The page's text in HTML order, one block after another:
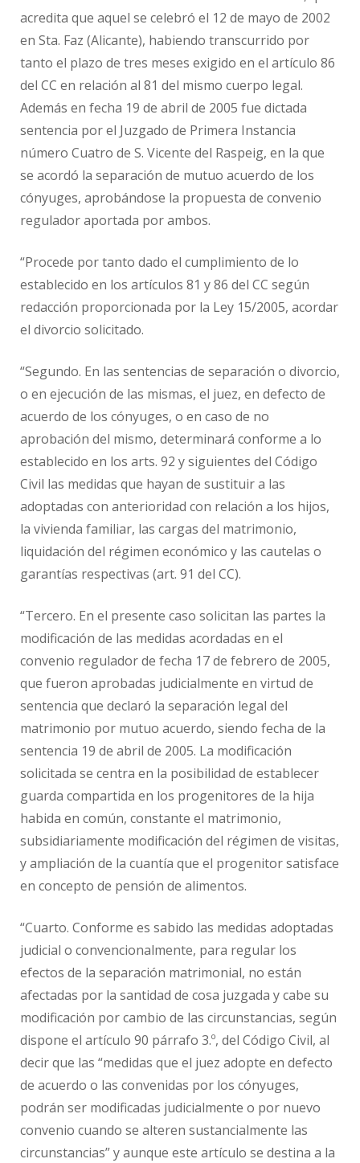
acredita que aquel se celebró el 12 de mayo de 2002
en Sta. Faz (Alicante), habiendo transcurrido por
tanto el plazo de tres meses exigido en el artículo 86
del CC en relación al 81 del mismo cuerpo legal.
Además en fecha 19 de abril de 2005 fue dictada
sentencia por el Juzgado de Primera Instancia
número Cuatro de S. Vicente del Raspeig, en la que
se acordó la separación de mutuo acuerdo de los
cónyuges, aprobándose la propuesta de convenio
regulador aportada por ambos.
“Procede por tanto dado el cumplimiento de lo
establecido en los artículos 81 y 86 del CC según
redacción proporcionada por la Ley 15/2005, acordar
el divorcio solicitado.
“Segundo. En las sentencias de separación o divorcio,
o en ejecución de las mismas, el juez, en defecto de
acuerdo de los cónyuges, o en caso de no
aprobación del mismo, determinará conforme a lo
establecido en los arts. 92 y siguientes del Código
Civil las medidas que hayan de sustituir a las
adoptadas con anterioridad con relación a los hijos,
la vivienda familiar, las cargas del matrimonio,
liquidación del régimen económico y las cautelas o
garantías respectivas (art. 91 del CC).
“Tercero. En el presente caso solicitan las partes la
modificación de las medidas acordadas en el
convenio regulador de fecha 17 de febrero de 2005,
que fueron aprobadas judicialmente en virtud de
sentencia que declaró la separación legal del
matrimonio por mutuo acuerdo, siendo fecha de la
sentencia 19 de abril de 2005. La modificación
solicitada se centra en la posibilidad de establecer
guarda compartida en los progenitores de la hija
habida en común, constante el matrimonio,
subsidiariamente modificación del régimen de visitas,
y ampliación de la cuantía que el progenitor satisface
en concepto de pensión de alimentos.
“Cuarto. Conforme es sabido las medidas adoptadas
judicial o convencionalmente, para regular los
efectos de la separación matrimonial, no están
afectadas por la santidad de cosa juzgada y cabe su
modificación por cambio de las circunstancias, según
dispone el artículo 90 párrafo 3.º, del Código Civil, al
decir que las “medidas que el juez adopte en defecto
de acuerdo o las convenidas por los cónyuges,
podrán ser modificadas judicialmente o por nuevo
convenio cuando se alteren sustancialmente las
circunstancias” y aunque este artículo se destina a la